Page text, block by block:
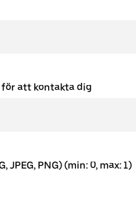
för att kontakta dig
PNG) (min: 0, max: 1)